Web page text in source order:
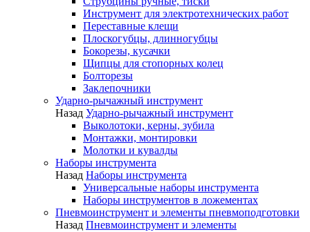
Инструмент для электротехнических работ
Переставные клещи
Плоскогубцы, длинногубцы
Бокорезы, кусачки
Щипцы для стопорных колец
Болторезы
Заклепочники
Ударно-рычажный инструмент
Назад Ударно-рычажный инструмент
Выколотоки, керны, зубила
Монтажки, монтировки
Молотки и кувалды
Наборы инструмента
Назад Наборы инструмента
Универсальные наборы инструмента
Наборы инструментов в ложементах
Пневмоинструмент и элементы пневмоподготовки
Назад Пневмоинструмент и элементы